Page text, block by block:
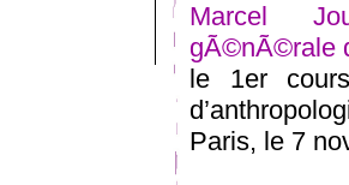
Marcel
gÃ©nÃ©rale
le 1er
Paris, le 7